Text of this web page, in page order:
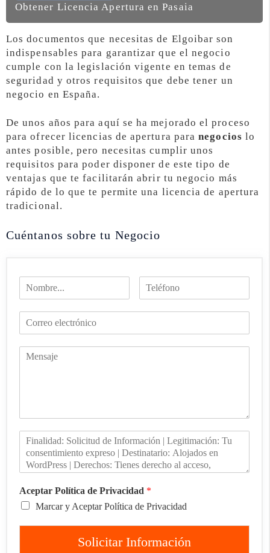
Obtener Licencia Apertura en Pasaia
Los documentos que necesitas de Elgoibar son
indispensables para garantizar que el negocio
cumple con la legislación vigente en temas de
seguridad y otros requisitos que debe tener un
negocio en España.
De unos años para aquí se ha mejorado el proceso
para ofrecer licencias de apertura paranegocios lo
antes posible, pero necesitas cumplir unos
requisitos para poder disponer de este tipo de
ventajas que te facilitarán abrir tu negocio más
rápido de lo que te permite una licencia de apertura
tradicional.
Cuéntanos sobre tu Negocio
Aceptar Política de Privacidad *
Marcar y Aceptar Política de Privacidad
Solicitar Información